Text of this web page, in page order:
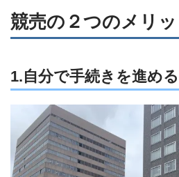
競売の２つのメリッ
1.自分で手続きを進め